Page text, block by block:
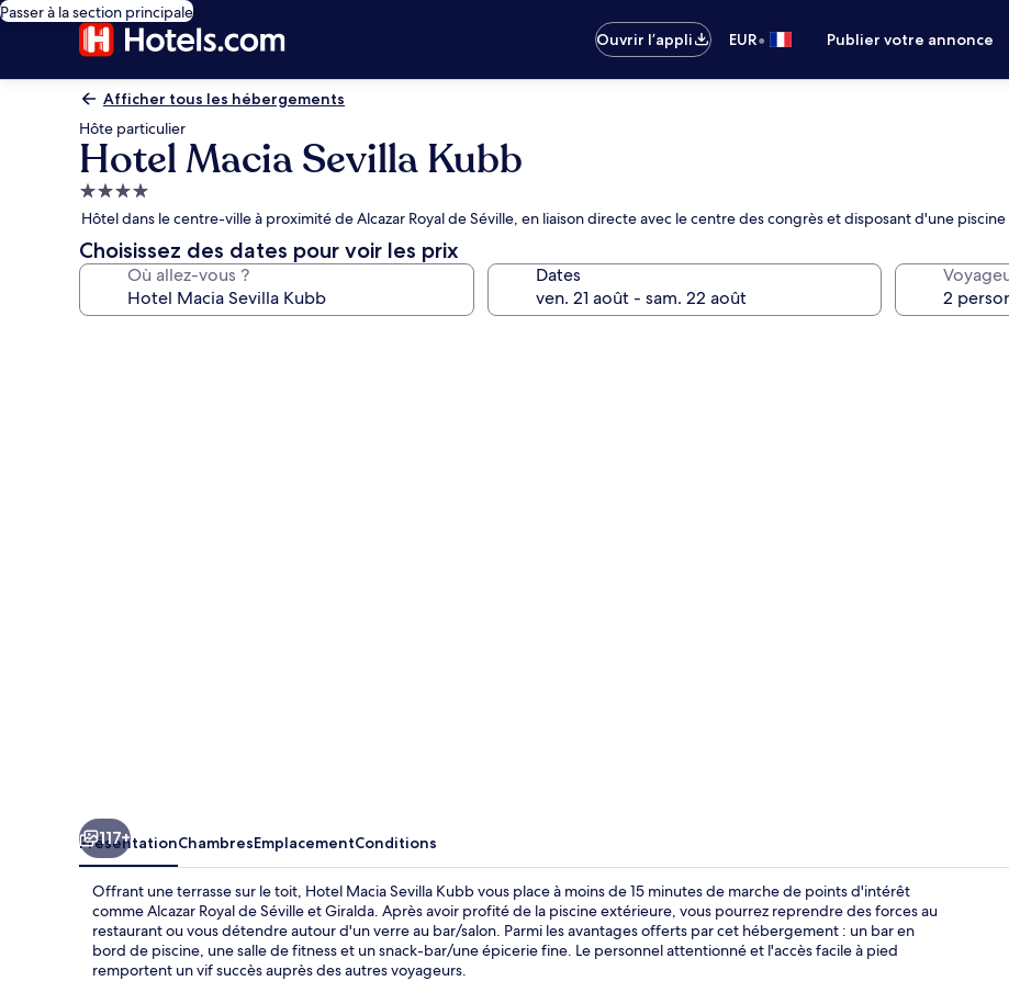
Passer à la section principale
Ouvrir l’appli
EUR• Publier votre annonce
Afficher tous les hébergements
Hôte particulier
Hotel Macia Sevilla Kubb
Hébergement
4.0 étoiles
Hôtel dans le centre-ville à proximité de Alcazar Royal de Séville, en liaison directe avec le centre des congrès et disposant d'une
Choisissez des dates pour voir les prix
Où allez-vous ? Dates
117+
PrésentationChambresEmplacementConditions
Offrant une terrasse sur le toit, Hotel Macia Sevilla Kubb vous place à moins de 15 minutes de marche de points d'intérêt
comme Alcazar Royal de Séville et Giralda. Après avoir profité de la piscine extérieure, vous pourrez reprendre des forces au
restaurant ou vous détendre autour d'un verre au bar/salon. Parmi les avantages offerts par cet hébergement : un bar en
bord de piscine, une salle de fitness et un snack-bar/une épicerie fine. Le personnel attentionné et l'accès facile à pied
remportent un vif succès auprès des autres voyageurs.